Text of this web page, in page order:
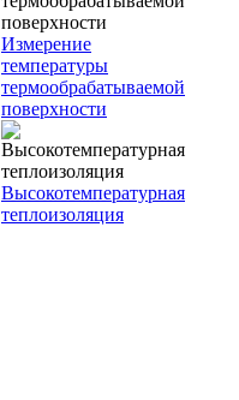
Измерение
температуры
термообрабатываемой
поверхности
Высокотемпературная
теплоизоляция